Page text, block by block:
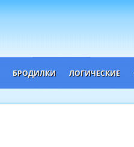
БРОДИЛКИ ЛОГИЧЕСКИЕ